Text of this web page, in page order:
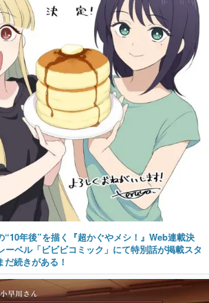
“10年後”を描く『超かぐやメシ！』Web連載決
ーベル「ビビビコミック」にて特別話が掲載スタ
続きがある！